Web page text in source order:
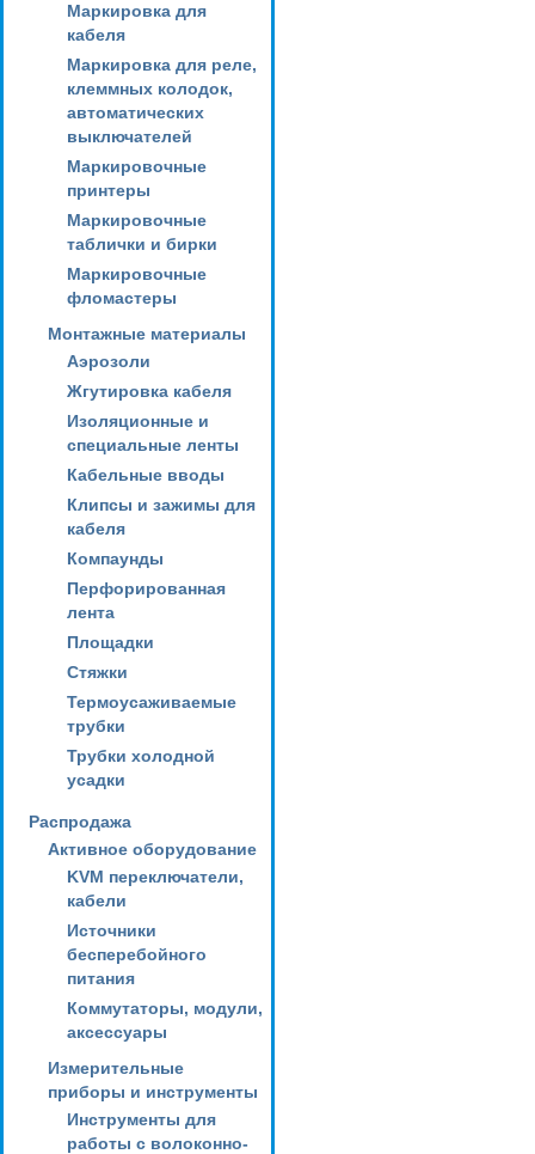
Маркировка для
кабеля
Маркировка для реле,
клеммных колодок,
автоматических
выключателей
Маркировочные
принтеры
Маркировочные
таблички и бирки
Маркировочные
фломастеры
Монтажные материалы
Аэрозоли
Жгутировка кабеля
Изоляционные и
специальные ленты
Кабельные вводы
Клипсы и зажимы для
кабеля
Компаунды
Перфорированная
лента
Площадки
Стяжки
Термоусаживаемые
трубки
Трубки холодной
усадки
Распродажа
Активное оборудование
KVM переключатели,
кабели
Источники
бесперебойного
питания
Коммутаторы, модули,
аксессуары
Измерительные
приборы и инструменты
Инструменты для
работы с волоконно-